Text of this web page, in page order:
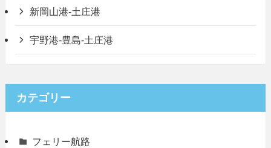
新岡山港-土庄港
宇野港-豊島-土庄港
カテゴリー
フェリー航路